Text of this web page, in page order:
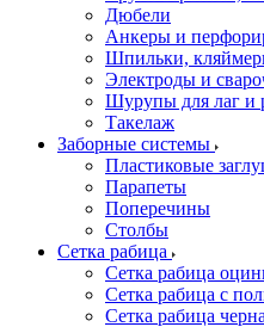
Дюбели
Анкеры и
Шпильки,
Электроды и
Шурупы для лаг и
Такелаж
Заборные системы
Пластиковые
Парапеты
Поперечины
Столбы
Сетка рабица
Сетка рабица
Сетка рабица с
Сетка рабица